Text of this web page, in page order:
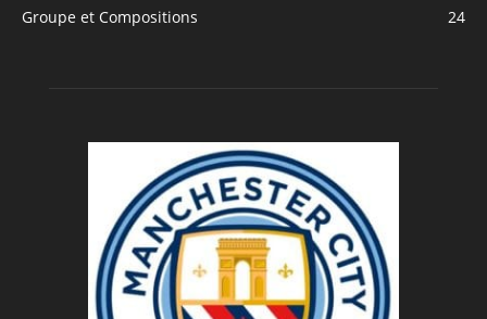
Groupe et Compositions
24